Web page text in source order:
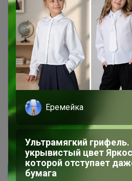
Чтобы ответить или
необходимо
Это займет
Войти
Еремейка
Ультрамягкий
укрывистый цвет
которой отступает
бумага